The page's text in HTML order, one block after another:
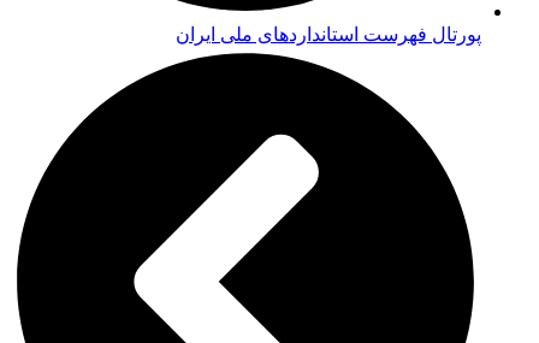
پورتال فهرست استانداردهای ملی ایران